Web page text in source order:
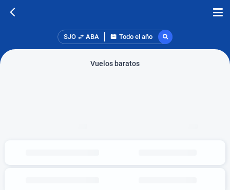
SJO ABA Todo el año
Vuelos baratos